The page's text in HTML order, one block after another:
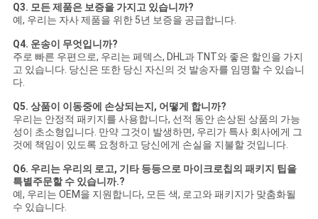
Q3. 모든 제품은 보증을 가지고 있습니까?
예, 우리는 자사 제품을 위한 5년 보증을 공급합니다.
Q4. 운송이 무엇입니까?
주로 빠른 우편으로, 우리는 페덱스, DHL과 TNT와 좋은 할인을 가지
고 있습니다. 당신은 또한 당신 자신의 것 발송자를 임명할 수 있습니
다.
Q5. 상품이 이동중에 손상되는지, 어떻게 합니까?
우리는 안정적 패키지를 사용합니다, 선적 동안 손상된 상품의 가능
성이 초소형입니다. 만약 그것이 발생하면, 우리가 특사 회사에게 그
것에 책임이 있도록 요청하고 당신에게 손실을 지불할 것입니다.
Q6. 우리는 우리의 로고, 기타 등등으로 마이크로칩의 패키지 팁을
특별주문할 수 있습니까.?
예, 우리는 OEM을 지원합니다, 모든 색, 로고와 패키지가 맞춤화될
수 있습니다.